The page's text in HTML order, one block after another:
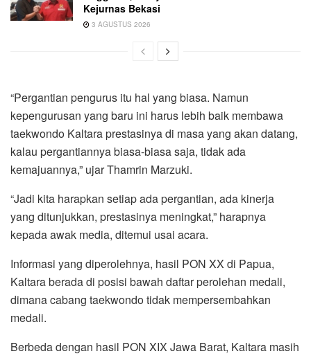
Kejurnas Bekasi
3 AGUSTUS 2026
“Pergantian pengurus itu hal yang biasa. Namun
kepengurusan yang baru ini harus lebih baik membawa
taekwondo Kaltara prestasinya di masa yang akan datang,
kalau pergantiannya biasa-biasa saja, tidak ada
kemajuannya,” ujar Thamrin Marzuki.
“Jadi kita harapkan setiap ada pergantian, ada kinerja
yang ditunjukkan, prestasinya meningkat,” harapnya
kepada awak media, ditemui usai acara.
Informasi yang diperolehnya, hasil PON XX di Papua,
Kaltara berada di posisi bawah daftar perolehan medali,
dimana cabang taekwondo tidak mempersembahkan
medali.
Berbeda dengan hasil PON XIX Jawa Barat, Kaltara masih